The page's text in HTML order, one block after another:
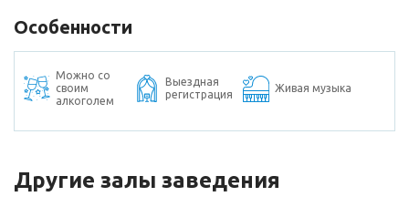
Особенности
Можно со
своим
алкоголем
Выездная
регистрация
Живая музыка
Другие залы заведения